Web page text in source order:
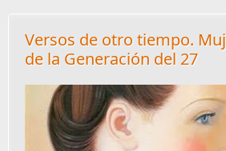
Versos de otro tiempo.
de la Generación del 27